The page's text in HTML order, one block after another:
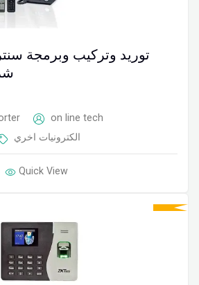
توريد وتركيب وبرمجة
on line tech
الكترونيات اخري
Quick View